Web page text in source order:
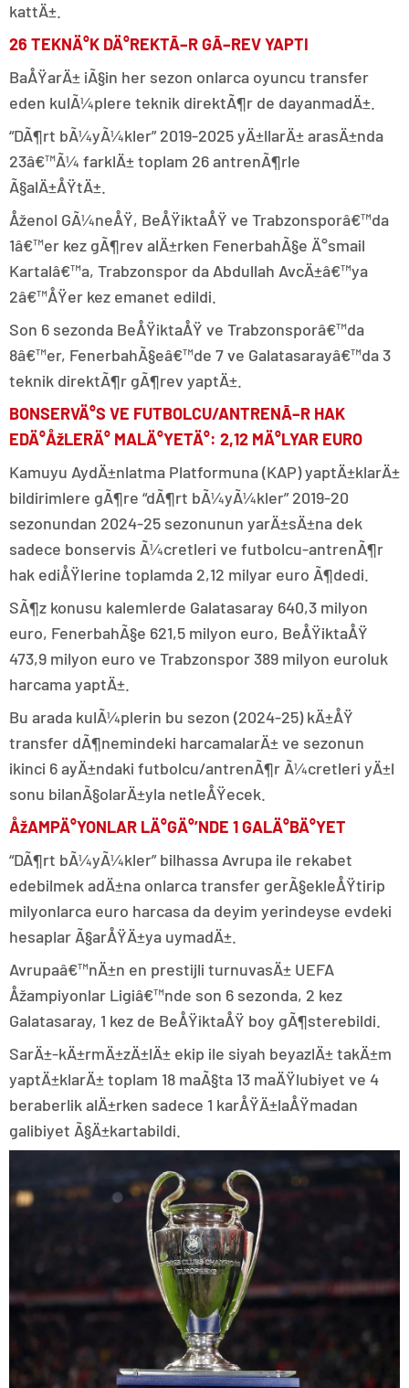
kattÄ±.
26 TEKNÄ°K DÄ°REKTÃ–R GÃ–REV YAPTI
BaÅŸarÄ± iÃ§in her sezon onlarca oyuncu transfer
eden kulÃ¼plere teknik direktÃ¶r de dayanmadÄ±.
“DÃ¶rt bÃ¼yÃ¼kler” 2019-2025 yÄ±llarÄ± arasÄ±nda
23â€™Ã¼ farklÄ± toplam 26 antrenÃ¶rle
Ã§alÄ±ÅŸtÄ±.
Åženol GÃ¼neÅŸ, BeÅŸiktaÅŸ ve Trabzonsporâ€™da
1â€™er kez gÃ¶rev alÄ±rken FenerbahÃ§e Ä°smail
Kartalâ€™a, Trabzonspor da Abdullah AvcÄ±â€™ya
2â€™ÅŸer kez emanet edildi.
Son 6 sezonda BeÅŸiktaÅŸ ve Trabzonsporâ€™da
8â€™er, FenerbahÃ§eâ€™de 7 ve Galatasarayâ€™da 3
teknik direktÃ¶r gÃ¶rev yaptÄ±.
BONSERVÄ°S VE FUTBOLCU/ANTRENÃ–R HAK
EDÄ°ÅžLERÄ° MALÄ°YETÄ°: 2,12 MÄ°LYAR EURO
Kamuyu AydÄ±nlatma Platformuna (KAP) yaptÄ±klarÄ±
bildirimlere gÃ¶re “dÃ¶rt bÃ¼yÃ¼kler” 2019-20
sezonundan 2024-25 sezonunun yarÄ±sÄ±na dek
sadece bonservis Ã¼cretleri ve futbolcu-antrenÃ¶r
hak ediÅŸlerine toplamda 2,12 milyar euro Ã¶dedi.
SÃ¶z konusu kalemlerde Galatasaray 640,3 milyon
euro, FenerbahÃ§e 621,5 milyon euro, BeÅŸiktaÅŸ
473,9 milyon euro ve Trabzonspor 389 milyon euroluk
harcama yaptÄ±.
Bu arada kulÃ¼plerin bu sezon (2024-25) kÄ±ÅŸ
transfer dÃ¶nemindeki harcamalarÄ± ve sezonun
ikinci 6 ayÄ±ndaki futbolcu/antrenÃ¶r Ã¼cretleri yÄ±l
sonu bilanÃ§olarÄ±yla netleÅŸecek.
ÅžAMPÄ°YONLAR LÄ°GÄ°’NDE 1 GALÄ°BÄ°YET
“DÃ¶rt bÃ¼yÃ¼kler” bilhassa Avrupa ile rekabet
edebilmek adÄ±na onlarca transfer gerÃ§ekleÅŸtirip
milyonlarca euro harcasa da deyim yerindeyse evdeki
hesaplar Ã§arÅŸÄ±ya uymadÄ±.
Avrupaâ€™nÄ±n en prestijli turnuvasÄ± UEFA
Åžampiyonlar Ligiâ€™nde son 6 sezonda, 2 kez
Galatasaray, 1 kez de BeÅŸiktaÅŸ boy gÃ¶sterebildi.
SarÄ±-kÄ±rmÄ±zÄ±lÄ± ekip ile siyah beyazlÄ± takÄ±m
yaptÄ±klarÄ± toplam 18 maÃ§ta 13 maÄŸlubiyet ve 4
beraberlik alÄ±rken sadece 1 karÅŸÄ±laÅŸmadan
galibiyet Ã§Ä±kartabildi.